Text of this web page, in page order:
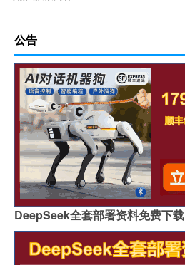
公告
DeepSeek全套部署资料免费下载